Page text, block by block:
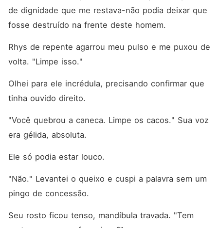
de dignidade que me restava-não podia deixar que
fosse destruído na frente deste homem.
Rhys de repente agarrou meu pulso e me puxou de
volta. "Limpe isso."
Olhei para ele incrédula, precisando confirmar que
tinha ouvido direito.
"Você quebrou a caneca. Limpe os cacos." Sua voz
era gélida, absoluta.
Ele só podia estar louco.
"Não." Levantei o queixo e cuspi a palavra sem um
pingo de concessão.
Seu rosto ficou tenso, mandíbula travada. "Tem